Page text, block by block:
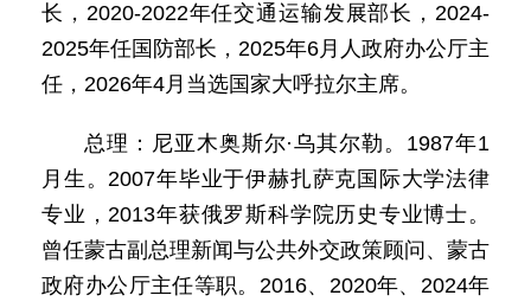
长，2020-2022年任交通运输发展部长，2024-
2025年任国防部长，2025年6月人政府办公厅主
任，2026年4月当选国家大呼拉尔主席。
总理：尼亚木奥斯尔·乌其尔勒。1987年1
月生。2007年毕业于伊赫扎萨克国际大学法律
专业，2013年获俄罗斯科学院历史专业博士。
曾任蒙古副总理新闻与公共外交政策顾问、蒙古
政府办公厅主任等职。2016、2020年、2024年